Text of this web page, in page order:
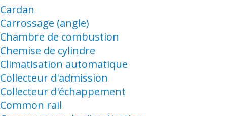
Cardan
Carrossage (angle)
Chambre de combustion
Chemise de cylindre
Climatisation automatique
Collecteur d'admission
Collecteur d'échappement
Common rail